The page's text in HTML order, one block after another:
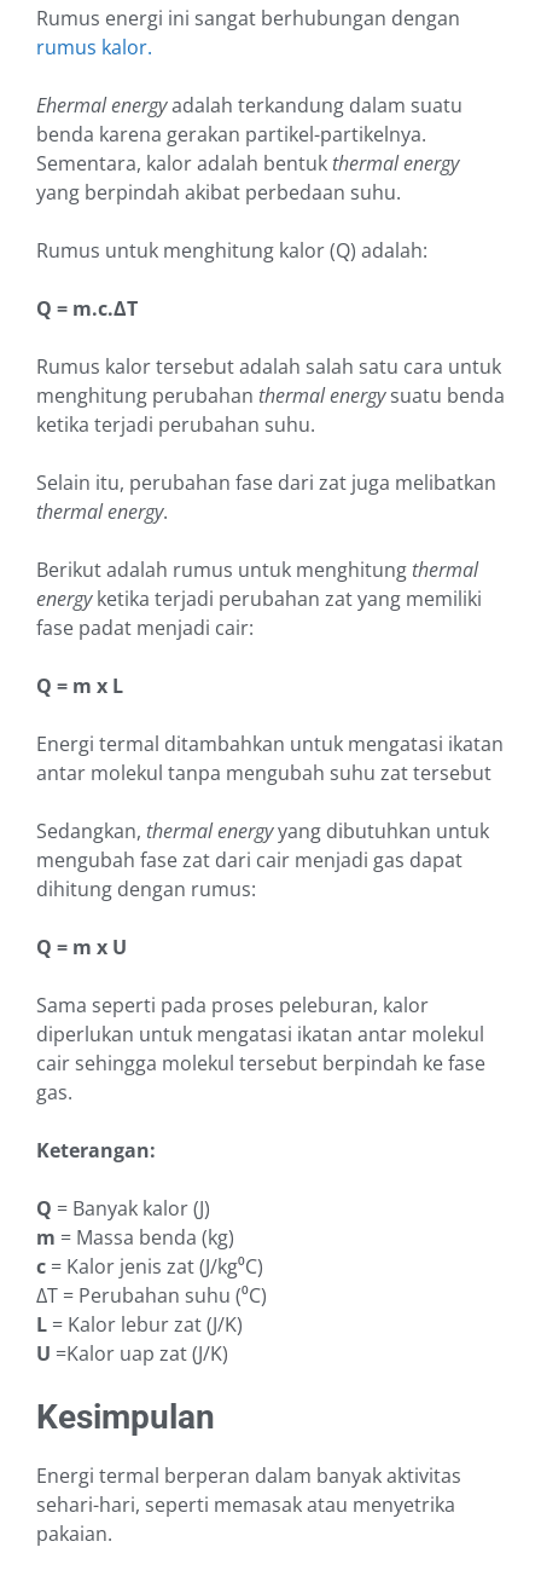
Rumus energi ini sangat berhubungan dengan
rumus kalor.
Ehermal energyadalah terkandung dalam suatu
benda karena gerakan partikel-partikelnya.
Sementara, kalor adalah bentuk thermal energy
yang berpindah akibat perbedaan suhu.
Rumus untuk menghitung kalor (Q) adalah:
Q = m.c.ΔT
Rumus kalor tersebut adalah salah satu cara untuk
menghitung perubahan thermal energysuatu benda
ketika terjadi perubahan suhu.
Selain itu, perubahan fase dari zat juga melibatkan
thermal energy.
Berikut adalah rumus untuk menghitung thermal
energyketika terjadi perubahan zat yang memiliki
fase padat menjadi cair:
Q = m x L
Energi termal ditambahkan untuk mengatasi ikatan
antar molekul tanpa mengubah suhu zat tersebut
Sedangkan, thermal energyyang dibutuhkan untuk
mengubah fase zat dari cair menjadi gas dapat
dihitung dengan rumus:
Q = m x U
Sama seperti pada proses peleburan, kalor
diperlukan untuk mengatasi ikatan antar molekul
cair sehingga molekul tersebut berpindah ke fase
gas.
Keterangan:
Q = Banyak kalor (J)
m = Massa benda (kg)
c = Kalor jenis zat (J/kg⁰C)
ΔT = Perubahan suhu (⁰C)
L = Kalor lebur zat (J/K)
U =Kalor uap zat (J/K)
Kesimpulan
Energi termal berperan dalam banyak aktivitas
sehari-hari, seperti memasak atau menyetrika
pakaian.